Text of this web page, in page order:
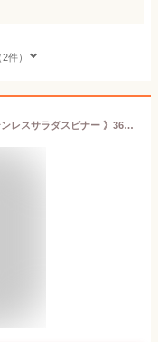
件）
【宅配便送料無料】野菜水切り器《 ステンレスサラダスピナー 》365methods 水切り器 3.0L 水切り ボウル カゴ スピナー ザル ざる お皿 サラダボウル ハンドル ステンレス製 日本製 食洗機対応 キッチンツール 野菜 食器 便利グッズ 保存容器 調理器具 サラダスピナー YYT